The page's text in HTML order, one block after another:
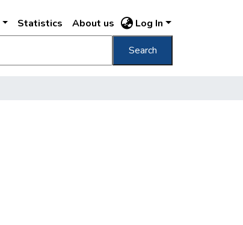
Statistics About us Log In
Search